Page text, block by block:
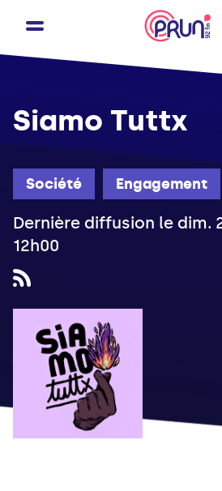
Société Engagement
Siamo Tuttx
Dernière diffusion le dim.
12h00